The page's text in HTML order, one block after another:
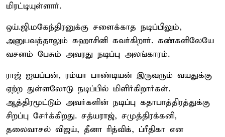
மிரட்டியுள்ளார்.
ஒய்.ஜி.மகேந்திரனுக்கு சளைக்காத நடிப்பிலும்,
அனுபவத்தாலும் சுஹாசினி கவர்கிறார். கண்களிலேயே
வசனம் பேசும் அவரது நடிப்பு அலங்காரம்.
ராஜ் ஐயப்பன், ரம்யா பாண்டியன் இருவரும் வயதுக்கு
ஏற்ற துள்ளலோடு நடிப்பில் மிளிர்கிறார்கள்.
ஆத்திரமூட்டும் அவர்களின் நடிப்பு கதாபாத்திரத்துக்கு
சிறப்பு சேர்க்கிறது. சத்யராஜ், சமுத்திரக்கனி,
தலைவாசல் விஜய், தீனா ரித்விக், ப்ரீதிகா என